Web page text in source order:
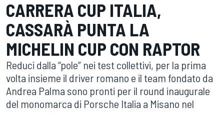
CARRERA CUP ITALIA,
CASSARÀ PUNTA LA
MICHELIN CUP CON RAPTOR
Reduci dalla “pole” nei test collettivi, per la prima
volta insieme il driver romano e il team fondato da
Andrea Palma sono pronti per il round inaugurale
del monomarca di Porsche Italia a Misano nel